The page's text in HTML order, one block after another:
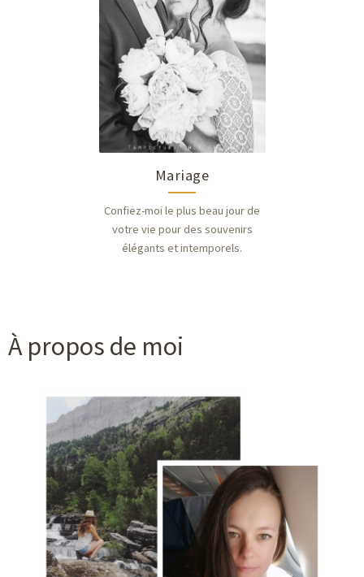
Mariage
Confiez-moi le plus beau jour de
votre vie pour des souvenirs
élégants et intemporels.
À propos de moi